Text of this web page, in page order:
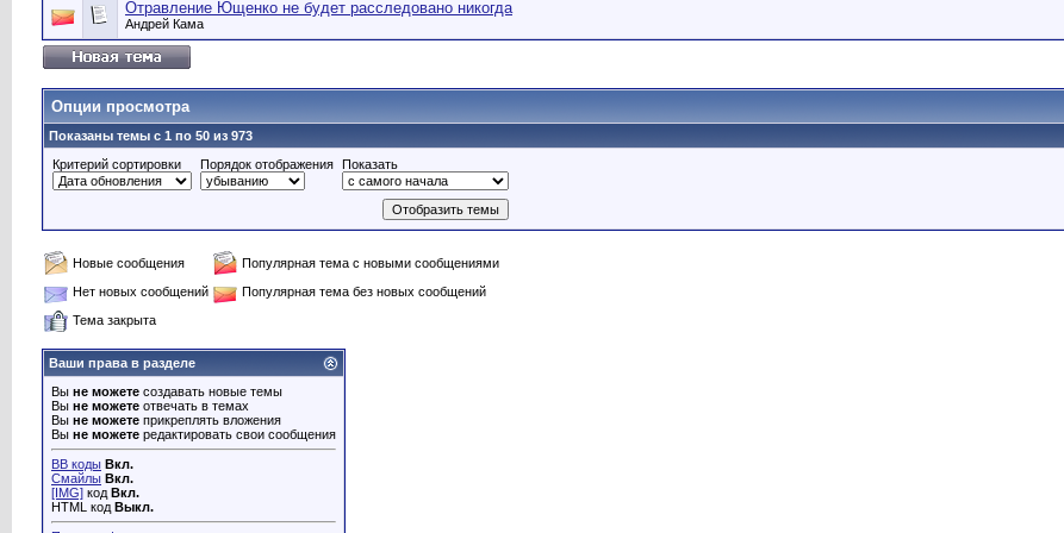
Отравление Ющенко не будет расследовано никогда
Андрей Кама
Опции просмотра
Показаны темы с 1 по 50 из 973
Критерий сортировки
Порядок отображения Показать
Новые сообщения
Популярная тема с новыми сообщениями
Нет новых сообщений
Популярная тема без новых сообщений
Тема закрыта
Ваши права в разделе
Вы не можете создавать новые темы
Вы не можете отвечать в темах
Вы не можете прикреплять вложения
Вы не можете редактировать свои сообщения
BB коды Вкл.
Смайлы Вкл.
[IMG] код Вкл.
HTML код Выкл.